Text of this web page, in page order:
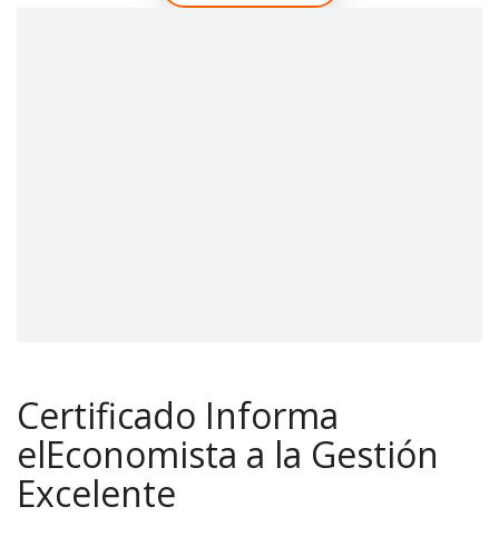
Certificado Informa
elEconomista a la Gestión
Excelente